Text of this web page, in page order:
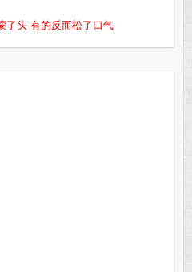
了头 有的反而松了口气